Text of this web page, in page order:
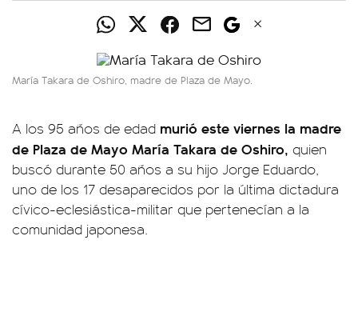
María Takara de Oshiro, madre de Plaza de Mayo.
A los 95 años de edad murió este viernes la madre
de Plaza de Mayo María Takara de Oshiro, quien
buscó durante 50 años a su hijo Jorge Eduardo,
uno de los 17 desaparecidos por la última dictadura
cívico-eclesiástica-militar que pertenecían a la
comunidad japonesa.